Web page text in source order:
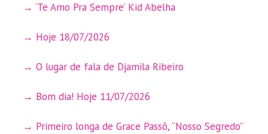
‘Te Amo Pra Sempre’ Kid Abelha
Hoje 18/07/2026
O lugar de fala de Djamila Ribeiro
Bom dia! Hoje 11/07/2026
Primeiro longa de Grace Passô, “Nosso Segredo”